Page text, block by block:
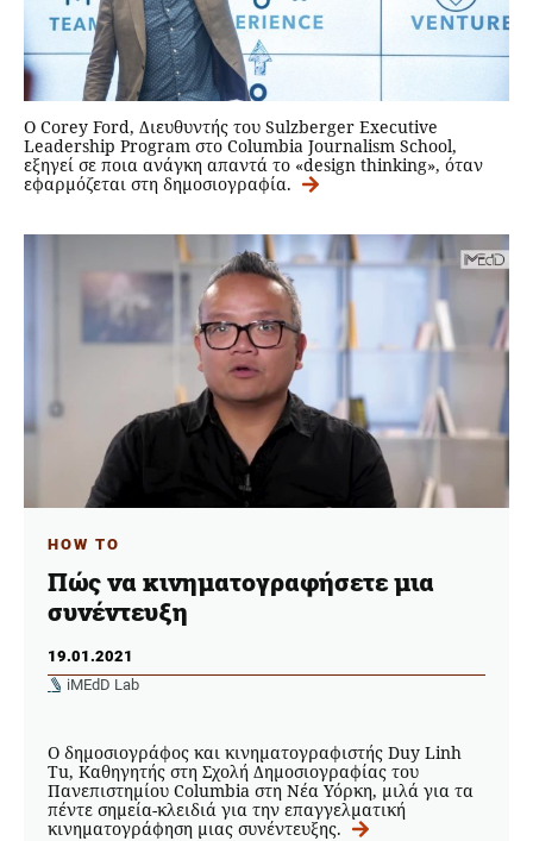
O Corey Ford, Διευθυντής του Sulzberger Executive
Leadership Program στο Columbia Journalism School,
εξηγεί σε ποια ανάγκη απαντά το «design thinking», όταν
εφαρμόζεται στη δημοσιογραφία.
HOW TO
Πώς να κινηματογραφήσετε μια
συνέντευξη
19.01.2021
iMEdD Lab
O δημοσιογράφος και κινηματογραφιστής Duy Linh
Tu, Καθηγητής στη Σχολή Δημοσιογραφίας του
Πανεπιστημίου Columbia στη Νέα Υόρκη, μιλά για τα
πέντε σημεία-κλειδιά για την επαγγελματική
κινηματογράφηση μιας συνέντευξης.